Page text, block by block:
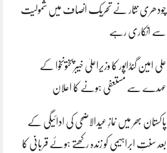
چودھری نثار نے تحریک انصاف میں شمولیت
سے انکاری رہے
علی امین گنڈاپور کا وزیراعلیٰ خیبرپختونخوا کے
عہدے سے مستعفی ہونے کا اعلان
پاکستان بھر میں نمازِ عیدالاضحی کی ادائیگی کے
بعد سنتِ ابراہیمی کو زندہ رکھتے ہوئے قربانی کا